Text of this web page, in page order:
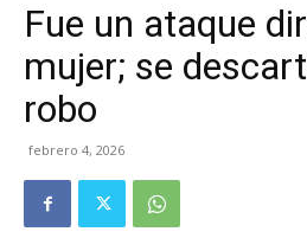
Fue un ataque
mujer; se
robo
febrero 4, 2026